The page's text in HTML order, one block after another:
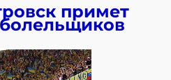
примет